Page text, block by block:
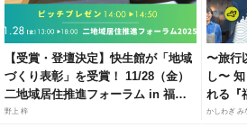
【受賞・登壇決定】快生館が「地域
づくり表彰」を受賞！ 11/28（金）
二地域居住推進フォーラム in 福岡
にて、官民連携モデルによる「居・
野上 梓
〜旅行
し〜
れる『
ってる
かしわぎ み